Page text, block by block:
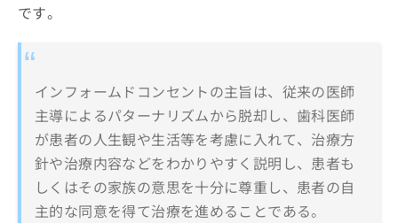
です。
インフォームドコンセントの主旨は、従来の医師
主導によるパターナリズムから脱却し、歯科医師
が患者の人生観や生活等を考慮に入れて、治療方
針や治療内容などをわかりやすく説明し、患者も
しくはその家族の意思を十分に尊重し、患者の自
主的な同意を得て治療を進めることである。